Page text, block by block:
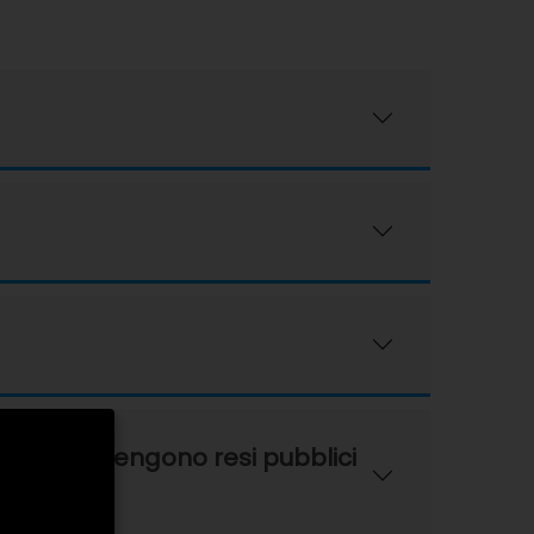
ecc., vengono resi pubblici